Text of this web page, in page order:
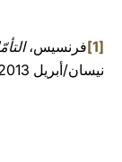
[1] فرنسيس،
نيسان/أبريل 2013).